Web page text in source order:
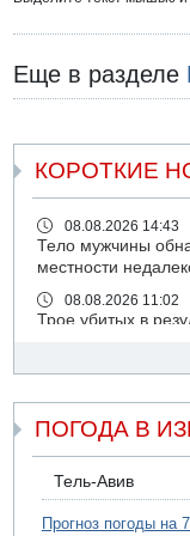
Еще в разделе
КОРОТКИЕ
08.08.2026 14:43
Тело мужчины
местности
08.08.2026 11:02
Трое убитых в
07.08.2026 20:43
07.08.2026 20:41
Ynet: "Хизбалла"
07.08.2026 19:16
ДТП в Ашдоде:
ПОГОДА В
Тель-Авив
Прогноз погоды на